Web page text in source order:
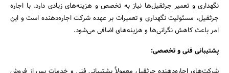
جستجو
نگهداری و تعمیر جرثقیل‌ها نیاز به تخصص و هزینه‌های زیادی دارد. با اجاره
جرثقیل، مسئولیت نگهداری و تعمیرات بر عهده شرکت اجاره‌دهنده است و این
امر باعث کاهش نگرانی‌ها و هزینه‌های اضافی می‌شود.
پشتیبانی فنی و تخصصی: